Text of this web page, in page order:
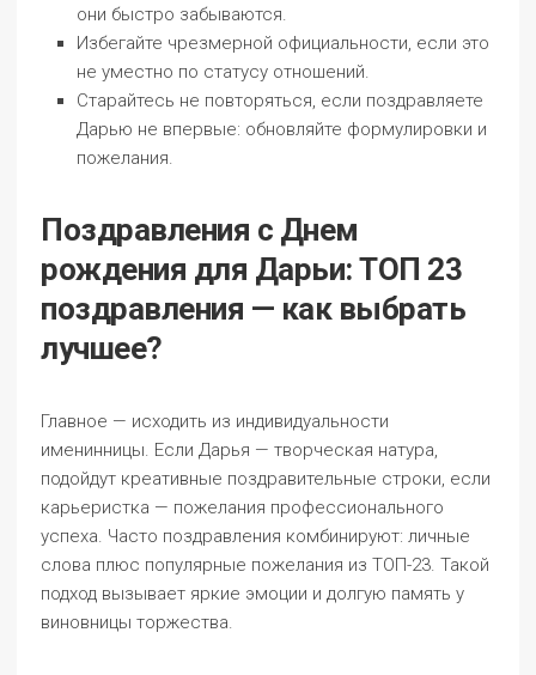
они быстро забываются.
Избегайте чрезмерной официальности, если это
не уместно по статусу отношений.
Старайтесь не повторяться, если поздравляете
Дарью не впервые: обновляйте формулировки и
пожелания.
Поздравления с Днем
рождения для Дарьи: ТОП 23
поздравления — как выбрать
лучшее?
Главное — исходить из индивидуальности
именинницы. Если Дарья — творческая натура,
подойдут креативные поздравительные строки, если
карьеристка — пожелания профессионального
успеха. Часто поздравления комбинируют: личные
слова плюс популярные пожелания из ТОП-23. Такой
подход вызывает яркие эмоции и долгую память у
виновницы торжества.